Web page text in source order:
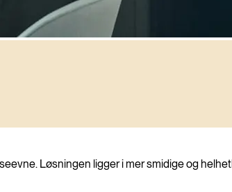
Løsningen ligger i mer smidige og